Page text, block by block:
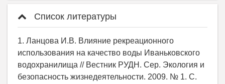
Список литературы
1. Ланцова И.В. Влияние рекреационного
использования на качество воды Иваньковского
водохранилища // Вестник РУДН. Сер. Экология и
безопасность жизнедеятельности. 2009. № 1. С.